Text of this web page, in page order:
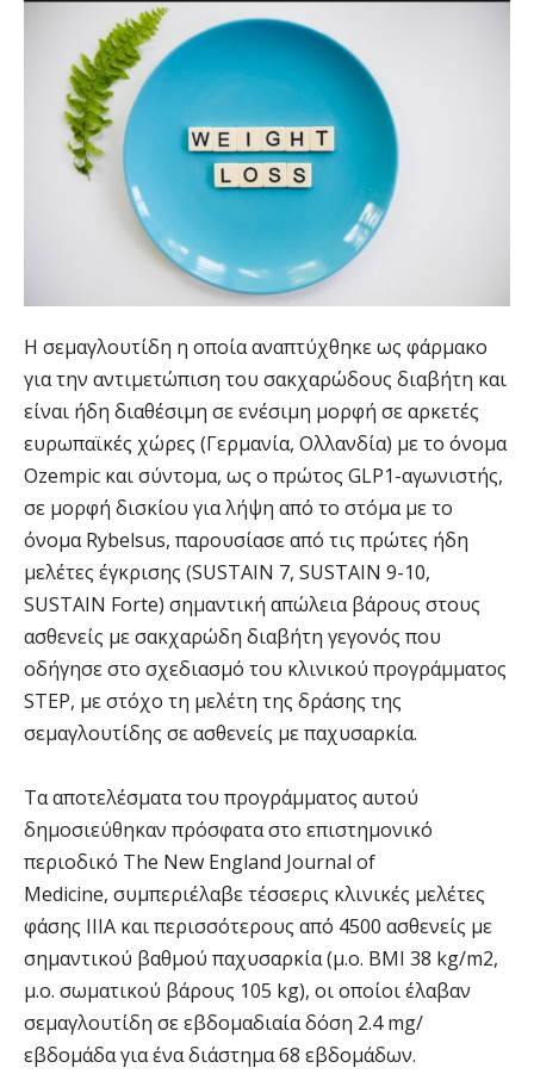
Η σεμαγλουτίδη η οποία αναπτύχθηκε ως φάρμακο
για την αντιμετώπιση του σακχαρώδους διαβήτη και
είναι ήδη διαθέσιμη σε ενέσιμη μορφή σε αρκετές
ευρωπαϊκές χώρες (Γερμανία, Ολλανδία) με το όνομα
Ozempic και σύντομα, ως ο πρώτος GLP1-αγωνιστής,
σε μορφή δισκίου για λήψη από το στόμα με το
όνομα Rybelsus, παρουσίασε από τις πρώτες ήδη
μελέτες έγκρισης (SUSTAIN 7, SUSTAIN 9-10,
SUSTAIN Forte) σημαντική απώλεια βάρους στους
ασθενείς με σακχαρώδη διαβήτη γεγονός που
οδήγησε στο σχεδιασμό του κλινικού προγράμματος
STEP, με στόχο τη μελέτη της δράσης της
σεμαγλουτίδης σε ασθενείς με παχυσαρκία.
Τα αποτελέσματα του προγράμματος αυτού
δημοσιεύθηκαν πρόσφατα στο επιστημονικό
περιοδικό The New England Journal of
Medicine, συμπεριέλαβε τέσσερις κλινικές μελέτες
φάσης IIIA και περισσότερους από 4500 ασθενείς με
σημαντικού βαθμού παχυσαρκία (μ.ο. BMI 38 kg/m2,
μ.ο. σωματικού βάρους 105 kg), οι οποίοι έλαβαν
σεμαγλουτίδη σε εβδομαδιαία δόση 2.4 mg/
εβδομάδα για ένα διάστημα 68 εβδομάδων.